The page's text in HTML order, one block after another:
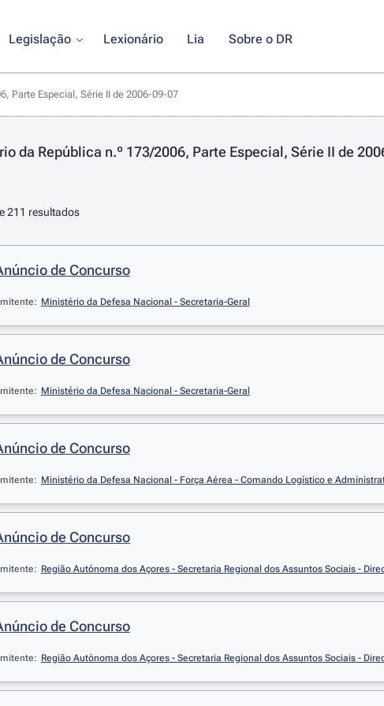
Legislação Lexionário Lia Sobre o DR
Parte Especial, Série II de 2006-09-07
da República n.º 173/2006, Parte Especial, Série II de
211 resultados
de Concurso
Ministério da Defesa Nacional - Secretaria-Geral
de Concurso
Ministério da Defesa Nacional - Secretaria-Geral
de Concurso
Ministério da Defesa Nacional - Força Aérea - Comando Logístico e
de Concurso
Região Autónoma dos Açores - Secretaria Regional dos Assuntos Sociais -
de Concurso
Região Autónoma dos Açores - Secretaria Regional dos Assuntos Sociais -